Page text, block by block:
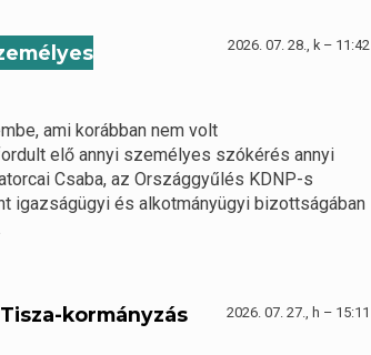
2026. 07. 28., k – 11:42
ami korábban nem volt
elő annyi személyes szókérés annyi
Csaba, az Országgyűlés KDNP-s
igazságügyi és alkotmányügyi bizottságában
2026. 07. 27., h – 15:11
kormányzás